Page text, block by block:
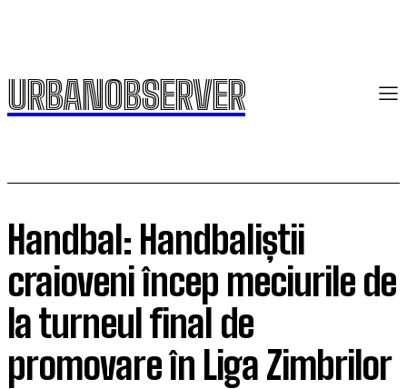
URBANOBSERVER
Handbal: Handbaliștii
craioveni încep meciurile de
la turneul final de
promovare în Liga Zimbrilor